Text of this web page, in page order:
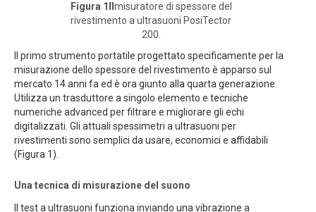
Figura 1Il misuratore di spessore del
rivestimento a ultrasuoni PosiTector
200.
Il primo strumento portatile progettato specificamente per la
misurazione dello spessore del rivestimento è apparso sul
mercato 14 anni fa ed è ora giunto alla quarta generazione.
Utilizza un trasduttore a singolo elemento e tecniche
numeriche advanced per filtrare e migliorare gli echi
digitalizzati. Gli attuali spessimetri a ultrasuoni per
rivestimenti sono semplici da usare, economici e affidabili
(Figura 1).
Una tecnica di misurazione del suono
Il test a ultrasuoni funziona inviando una vibrazione a